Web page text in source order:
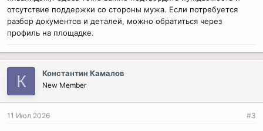
отсутствие поддержки со стороны мужа. Если потребуется
разбор документов и деталей, можно обратиться через
профиль на площадке.
К Константин Камалов
New Member
11 Июл 2026 #3